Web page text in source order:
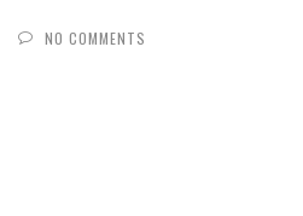
NO COMMENTS